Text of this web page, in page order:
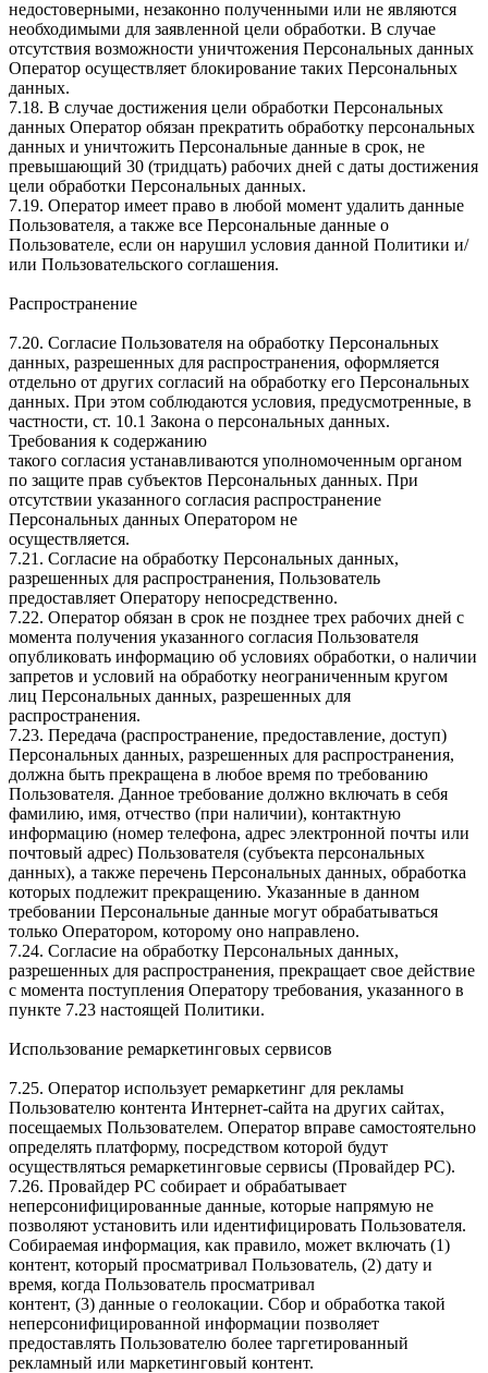
недостоверными, незаконно полученными или не являются
необходимыми для заявленной цели обработки. В случае
отсутствия возможности уничтожения Персональных данных
Оператор осуществляет блокирование таких Персональных
данных.
7.18. В случае достижения цели обработки Персональных
данных Оператор обязан прекратить обработку персональных
данных и уничтожить Персональные данные в срок, не
превышающий 30 (тридцать) рабочих дней с даты достижения
цели обработки Персональных данных.
7.19. Оператор имеет право в любой момент удалить данные
Пользователя, а также все Персональные данные о
Пользователе, если он нарушил условия данной Политики и/
или Пользовательского соглашения.
Распространение
7.20. Согласие Пользователя на обработку Персональных
данных, разрешенных для распространения, оформляется
отдельно от других согласий на обработку его Персональных
данных. При этом соблюдаются условия, предусмотренные, в
частности, ст. 10.1 Закона о персональных данных.
Требования к содержанию
такого согласия устанавливаются уполномоченным органом
по защите прав субъектов Персональных данных. При
отсутствии указанного согласия распространение
Персональных данных Оператором не
осуществляется.
7.21. Согласие на обработку Персональных данных,
разрешенных для распространения, Пользователь
предоставляет Оператору непосредственно.
7.22. Оператор обязан в срок не позднее трех рабочих дней с
момента получения указанного согласия Пользователя
опубликовать информацию об условиях обработки, о наличии
запретов и условий на обработку неограниченным кругом
лиц Персональных данных, разрешенных для
распространения.
7.23. Передача (распространение, предоставление, доступ)
Персональных данных, разрешенных для распространения,
должна быть прекращена в любое время по требованию
Пользователя. Данное требование должно включать в себя
фамилию, имя, отчество (при наличии), контактную
информацию (номер телефона, адрес электронной почты или
почтовый адрес) Пользователя (субъекта персональных
данных), а также перечень Персональных данных, обработка
которых подлежит прекращению. Указанные в данном
требовании Персональные данные могут обрабатываться
только Оператором, которому оно направлено.
7.24. Согласие на обработку Персональных данных,
разрешенных для распространения, прекращает свое действие
с момента поступления Оператору требования, указанного в
пункте 7.23 настоящей Политики.
Использование ремаркетинговых сервисов
7.25. Оператор использует ремаркетинг для рекламы
Пользователю контента Интернет-сайта на других сайтах,
посещаемых Пользователем. Оператор вправе самостоятельно
определять платформу, посредством которой будут
осуществляться ремаркетинговые сервисы (Провайдер РС).
7.26. Провайдер РС собирает и обрабатывает
неперсонифицированные данные, которые напрямую не
позволяют установить или идентифицировать Пользователя.
Собираемая информация, как правило, может включать (1)
контент, который просматривал Пользователь, (2) дату и
время, когда Пользователь просматривал
контент, (3) данные о геолокации. Сбор и обработка такой
неперсонифицированной информации позволяет
предоставлять Пользователю более таргетированный
рекламный или маркетинговый контент.